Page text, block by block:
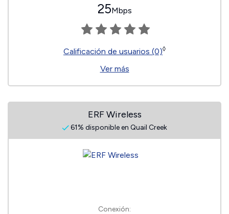
25Mbps
Calificación de usuarios (0)◊
Ver más
ERF Wireless
61% disponible en Quail Creek
Conexión: